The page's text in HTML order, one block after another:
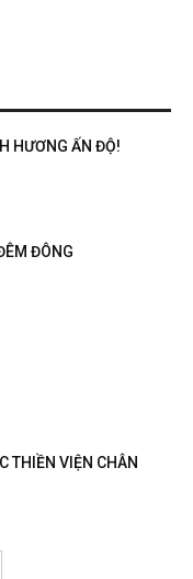
HƯƠNG ẤN ĐỘ!
ĐÔNG
THIỀN VIỆN CHÂN